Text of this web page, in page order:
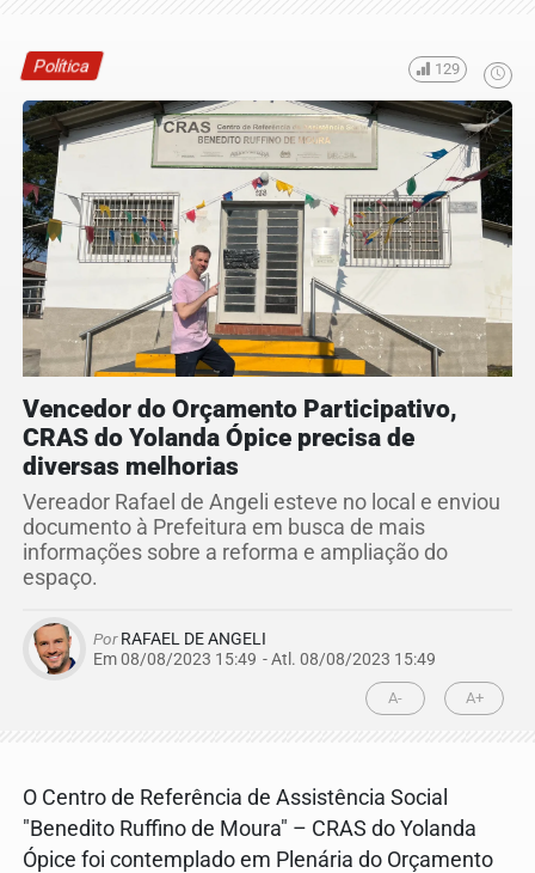
Política 129
Vencedor do Orçamento Participativo,
CRAS do Yolanda Ópice precisa de
diversas melhorias
Vereador Rafael de Angeli esteve no local e enviou
documento à Prefeitura em busca de mais
informações sobre a reforma e ampliação do
espaço.
PorRAFAEL DE ANGELI
Em 08/08/2023 15:49 - Atl. 08/08/2023 15:49
A- A+
O Centro de Referência de Assistência Social
"Benedito Ruffino de Moura" – CRAS do Yolanda
Ópice foi contemplado em Plenária do Orçamento